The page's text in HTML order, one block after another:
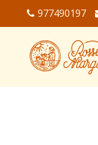
977490197